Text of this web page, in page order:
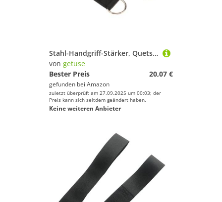
Stahl-Handgriff-Stärker, Quetschblock für Klettern, Klimmzugstange, Training, mit Karabiner und Gurt, Stil E
von getuse
Bester Preis
20,07 €
gefunden bei Amazon
zuletzt überprüft am 27.09.2025 um 00:03; der
Preis kann sich seitdem geändert haben.
Keine weiteren Anbieter